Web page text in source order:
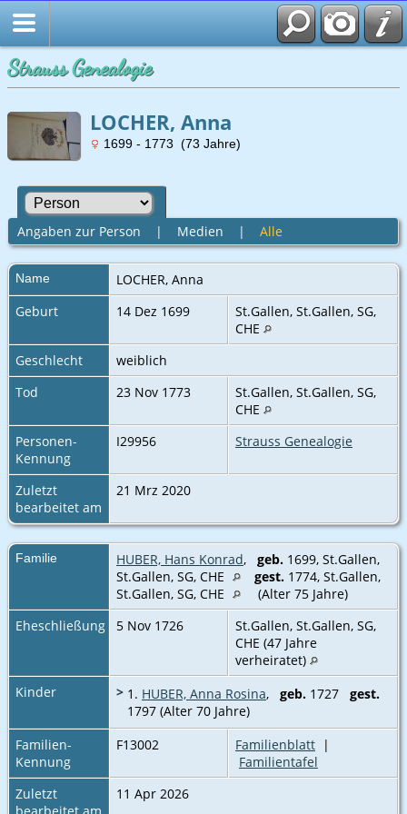
Strauss Genealogie
LOCHER, Anna
1699 - 1773 (73 Jahre)
Angaben zur Person | Medien | Alle
Name LOCHER, Anna
Geburt
14 Dez 1699
St.Gallen, St.Gallen, SG,
CHE
Geschlecht
weiblich
Tod
23 Nov 1773
St.Gallen, St.Gallen, SG,
CHE
Personen-
Kennung
I29956 Strauss Genealogie
Zuletzt
bearbeitet am
21 Mrz 2020
Familie HUBER, Hans Konrad, geb. 1699, St.Gallen,
St.Gallen, SG, CHE
gest. 1774, St.Gallen,
St.Gallen, SG, CHE
(Alter 75 Jahre)
Eheschließung
5 Nov 1726
St.Gallen, St.Gallen, SG,
CHE (47 Jahre
verheiratet)
Kinder
> 1. HUBER, Anna Rosina, geb. 1727 gest.
1797 (Alter 70 Jahre)
Familien-
Kennung
F13002 Familienblatt |
Familientafel
Zuletzt
bearbeitet am
11 Apr 2026